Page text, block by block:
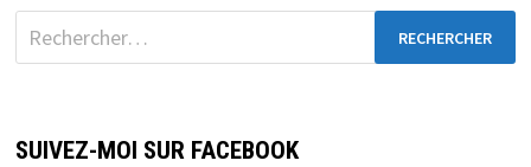
Rechercher :
SUIVEZ-MOI SUR FACEBOOK